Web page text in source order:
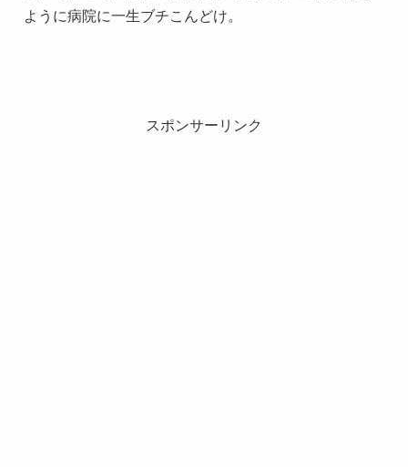
ように病院に一生ブチこんどけ。
スポンサーリンク